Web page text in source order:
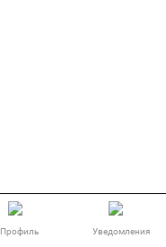
Профиль Уведомления